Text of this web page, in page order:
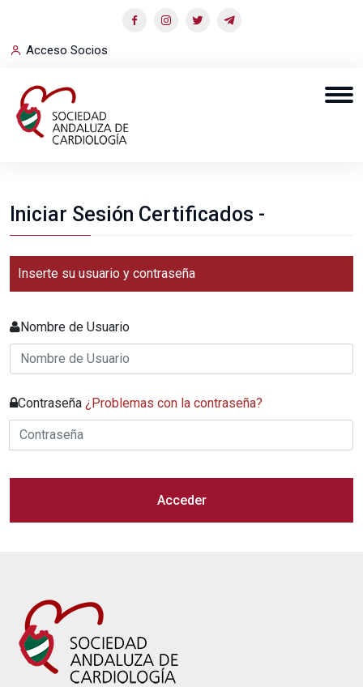
Acceso Socios
Iniciar Sesión Certificados -
Inserte su usuario y contraseña
Nombre de Usuario
Contraseña ¿Problemas con la contraseña?
Acceder